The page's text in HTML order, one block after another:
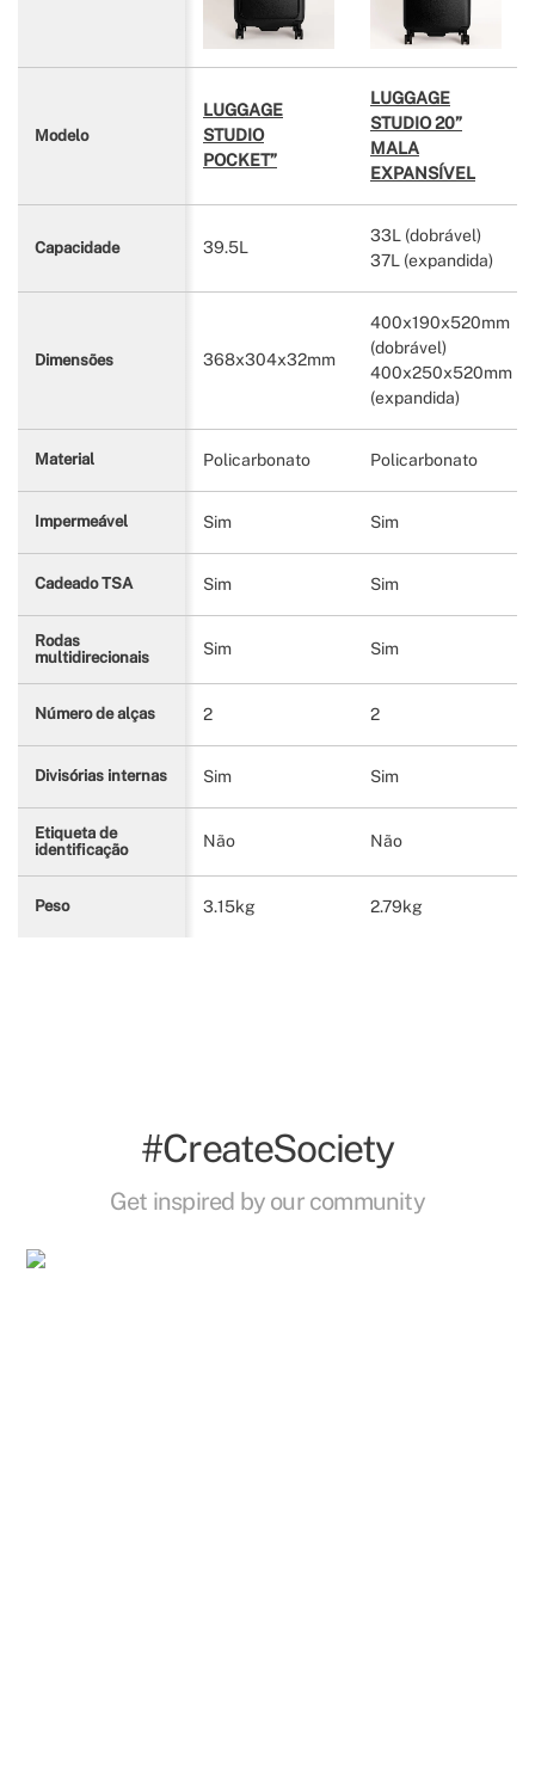
Modelo
LUGGAGE
STUDIO
POCKET”
LUGGAGE
STUDIO 20”
MALA
EXPANSÍVEL
Capacidade 39.5L
33L (dobrável)
37L (expandida)
Dimensões 368x304x32mm
400x190x520mm
(dobrável)
400x250x520mm
(expandida)
Material Policarbonato Policarbonato
Impermeável Sim Sim
Cadeado TSA Sim Sim
Rodas
multidirecionais
Sim Sim
Número de alças 2 2
Divisórias internas Sim Sim
Etiqueta de
identificação
Não Não
Peso 3.15kg 2.79kg
#CreateSociety
Get inspired by our community